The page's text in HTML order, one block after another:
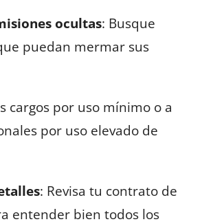
ocultas: Busque
puedan mermar sus
cargos por uso mínimo o a
por uso elevado de
: Revisa tu contrato de
entender bien todos los